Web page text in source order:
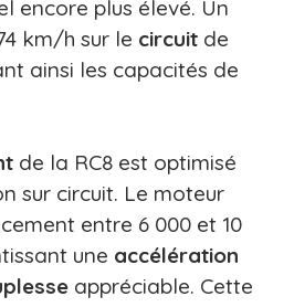
encore plus élevé. Un
km/h sur le circuit de
ainsi les capacités de
de la RC8 est optimisé
sur circuit. Le moteur
entre 6 000 et 10
une accélération
appréciable. Cette